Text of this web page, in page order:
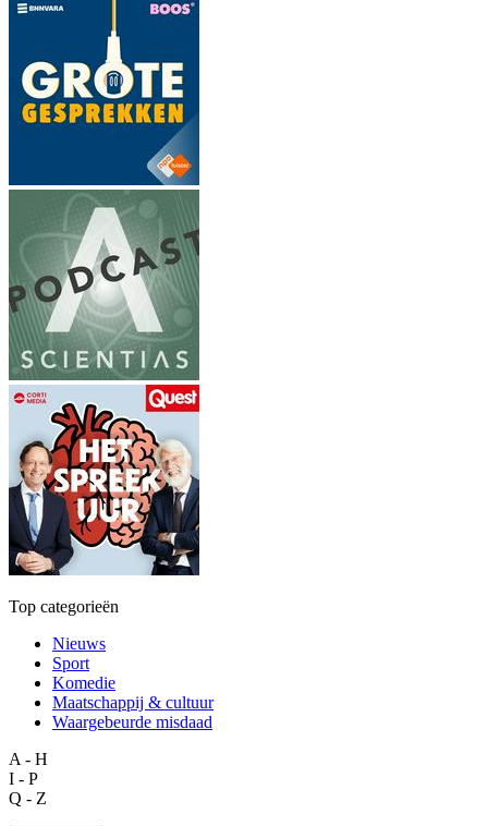
Top categorieën
Nieuws
Sport
Komedie
Maatschappij & cultuur
Waargebeurde misdaad
A - H
I - P
Q - Z